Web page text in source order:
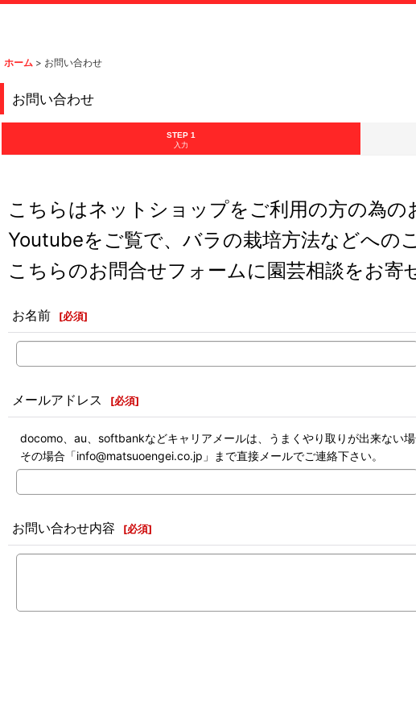
ホーム > お問い合わせ
お問い合わせ
STEP 1
入力
こちらはネットショップをご利用の方の為の
Youtubeをご覧で、バラの栽培方法などへの
こちらのお問合せフォームに園芸相談をお寄
お名前 [必須]
メールアドレス [必須]
docomo、au、softbankなどキャリアメールは、うまくやり取りが出来ない場
その場合「info@matsuoengei.co.jp」まで直接メールでご連絡下さい。
お問い合わせ内容 [必須]